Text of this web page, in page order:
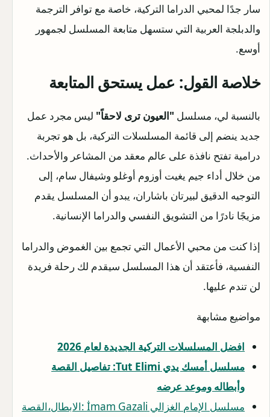
سار جدًا لمحبي الدراما التركية، خاصة مع توافر الترجمة
والدبلجة العربية التي ستسهل متابعة المسلسل لجمهور
أوسع.
خلاصة القول: عمل يستحق المتابعة
بالنسبة لي، مسلسل "العيون ترى لاحقاً" ليس مجرد عمل
جديد ينضم إلى قائمة المسلسلات التركية، بل هو تجربة
درامية تفتح نافذة على عالم معقد من المشاعر والأحداث.
من خلال أداء جيم يغيت أوزوم أوغلو وشيفال سام، إلى
التوجيه الدقيق لبيرتان باشاران، يبدو أن المسلسل يقدم
مزيجًا نادرًا من التشويق النفسي والدراما الإنسانية.
إذا كنت من محبي الأعمال التي تجمع بين الغموض والدراما
النفسية، فأعتقد أن هذا المسلسل سيقدم لك رحلة فريدة
لن تندم عليها.
مواضيع مشابهة
افضل المسلسلات التركية الجديدة لعام 2026
مسلسل أمسك يدي Tut Elimi: تفاصيل القصة
وأبطاله وموعد عرضه
مسلسل الإمام الغزالي İmam Gazali :الابطال،القصة